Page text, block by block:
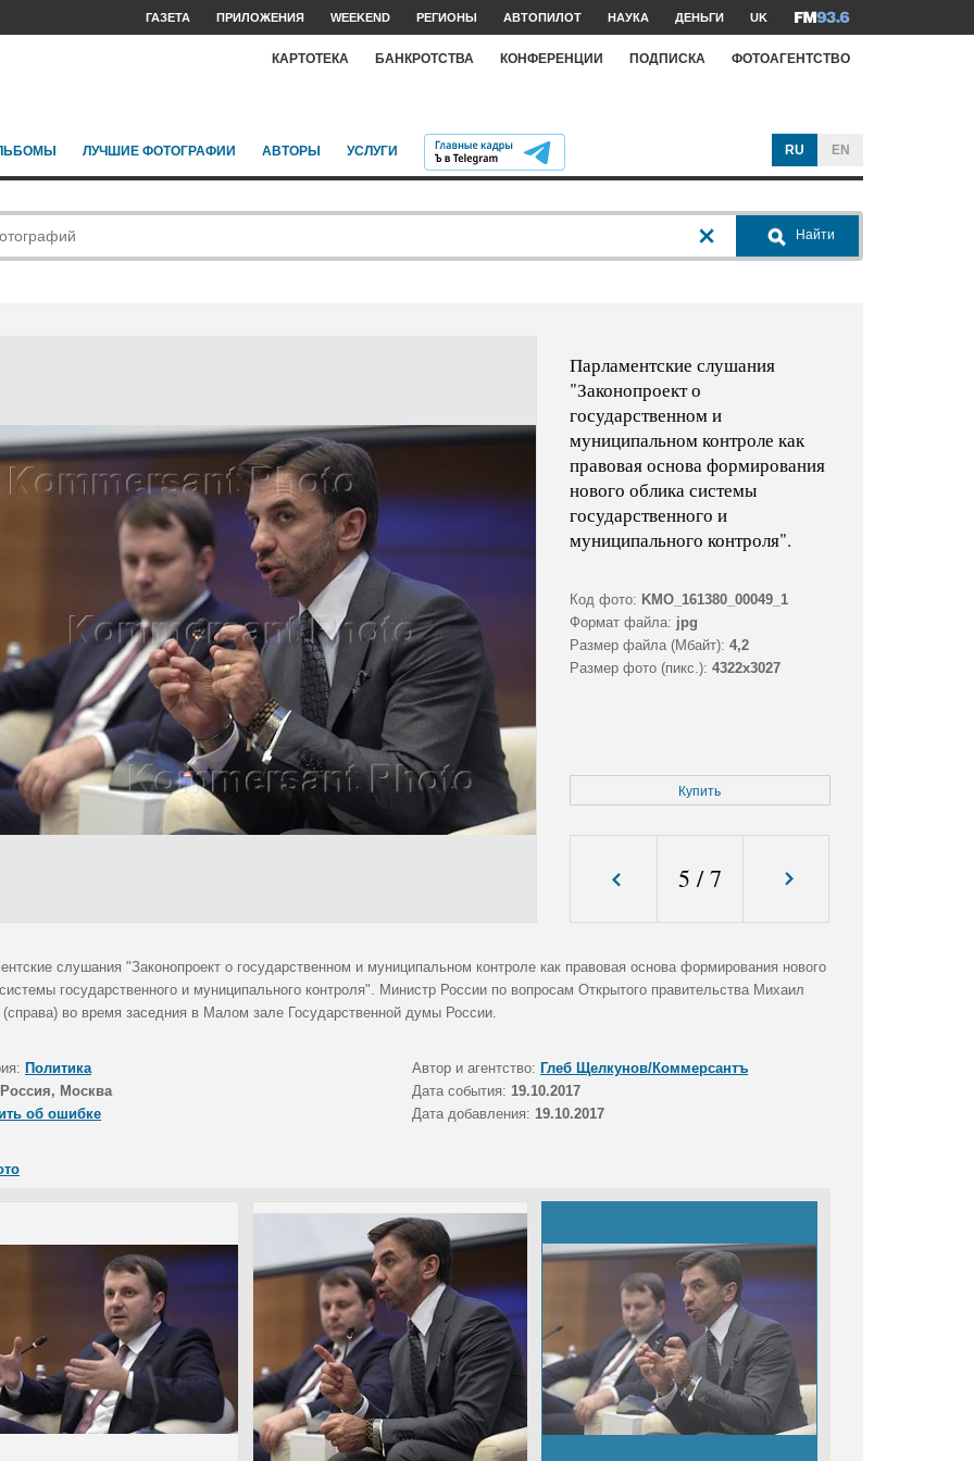
ГАЗЕТА ПРИЛОЖЕНИЯ WEEKEND РЕГИОНЫ АВТОПИЛОТ НАУКА ДЕНЬГИ UK
КАРТОТЕКА БАНКРОТСТВА КОНФЕРЕНЦИИ ПОДПИСКА ФОТОАГЕНТСТВО
ЛУЧШИЕ ФОТОГРАФИИ АВТОРЫ УСЛУГИ RU EN
Найти
Парламентские слушания
"Законопроект о
государственном и
муниципальном контроле как
правовая основа формирования
нового облика системы
государственного и
муниципального контроля".
Код фото: KMO_161380_00049_1
Формат файла: jpg
Размер файла (Мбайт): 4,2
Размер фото (пикс.): 4322x3027
Купить
5 /7
слушания "Законопроект о государственном и муниципальном контроле как правовая основа формирования нового
государственного и муниципального контроля". Министр России по вопросам Открытого правительства Михаил
во время заседния в Малом зале Государственной думы России.
Политика Автор и агентство: Глеб Щелкунов/Коммерсантъ
Россия, Москва Дата события: 19.10.2017
об ошибке
Дата добавления: 19.10.2017